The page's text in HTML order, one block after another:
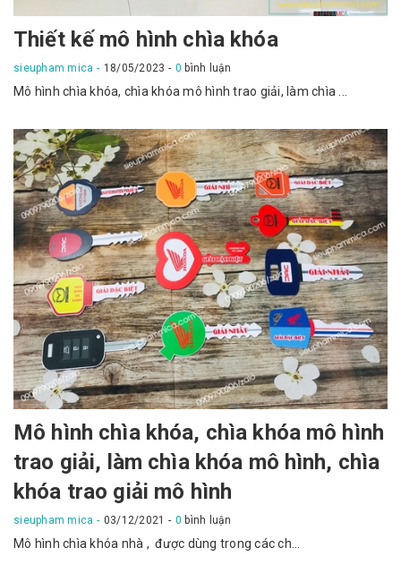
Thiết kế mô hình chìa khóa
sieupham mica 18/05/2023 0 bình luận
Mô hình chìa khóa, chìa khóa mô hình trao giải, làm chìa ...
Mô hình chìa khóa, chìa khóa mô hình
trao giải, làm chìa khóa mô hình, chìa
khóa trao giải mô hình
sieupham mica 03/12/2021 0 bình luận
Mô hình chìa khóa nhà , được dùng trong các ch...